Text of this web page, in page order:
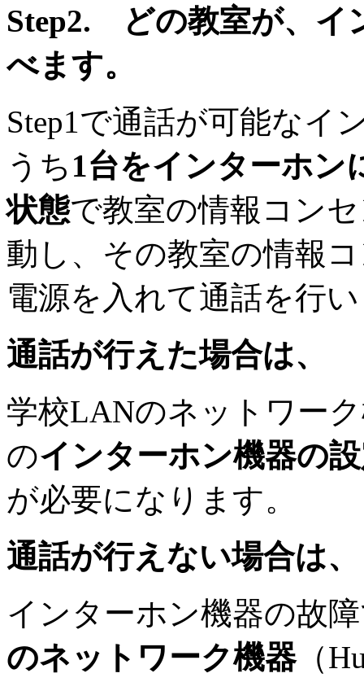
Step2. どの教室が、イ
べます。
Step1で通話が可能なイ
うち 1台をインターホン
状態で教室の情報コン
動し、その教室の情報
電源を入れて通話を行
通話が行えた場合は、
学校LANのネットワー
のインターホン機器の
が必要になります。
通話が行えない場合は、
インターホン機器の故
のネットワーク機器（